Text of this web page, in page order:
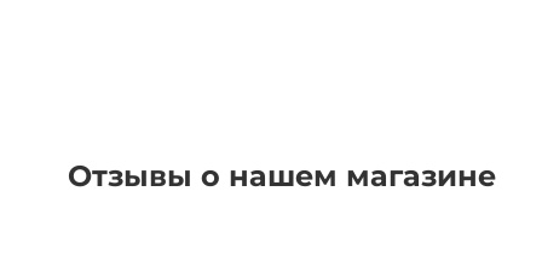
Отзывы о нашем магазине